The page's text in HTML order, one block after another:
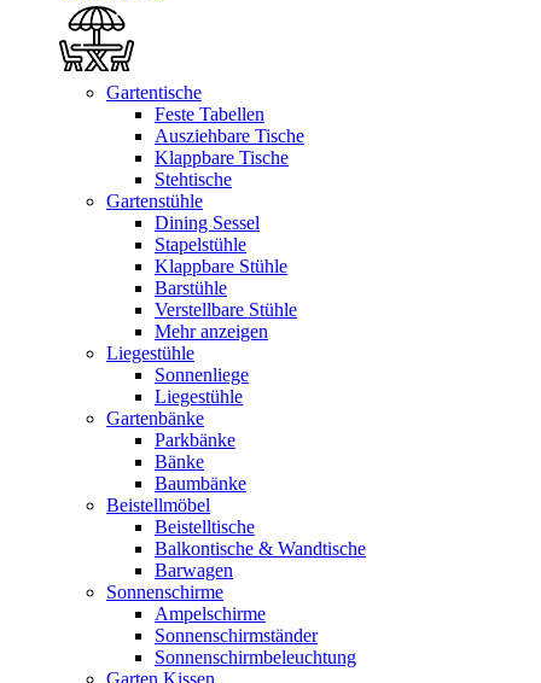
Gartentische
Feste Tabellen
Ausziehbare Tische
Klappbare Tische
Stehtische
Gartenstühle
Dining Sessel
Stapelstühle
Klappbare Stühle
Barstühle
Verstellbare Stühle
Mehr anzeigen
Liegestühle
Sonnenliege
Liegestühle
Gartenbänke
Parkbänke
Bänke
Baumbänke
Beistellmöbel
Beistelltische
Balkontische & Wandtische
Barwagen
Sonnenschirme
Ampelschirme
Sonnenschirmständer
Sonnenschirmbeleuchtung
Garten Kissen